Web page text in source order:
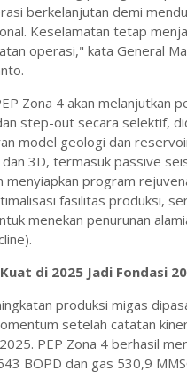
berkelanjutan demi
Keselamatan tetap
operasi," kata General
Zona 4 akan melanjutkan
step-out secara selektif,
model geologi dan
3D, termasuk passive
menyiapkan program
fasilitas produksi,
menekan penurunan
di 2025 Jadi Fondasi
produksi migas
setelah catatan
PEP Zona 4 berhasil
BOPD dan gas 530,9